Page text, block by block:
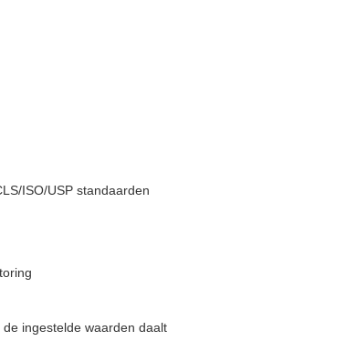
ISO/USP standaarden
ingestelde waarden daalt